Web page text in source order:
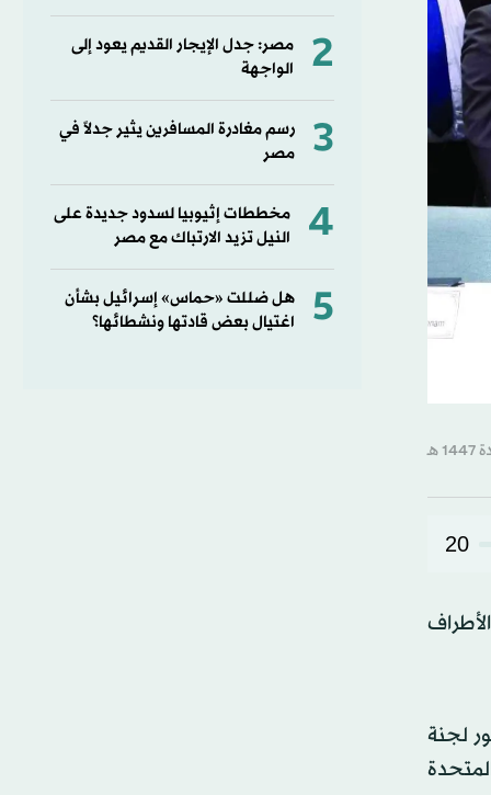
20
ومحتجزاً من جميع الأطراف
لجنة
2
مصر: جدل الإيجار القديم يعود إلى
الواجهة
3
رسم مغادرة المسافرين يثير جدلاً في
مصر
4
مخططات إثيوبيا لسدود جديدة على
النيل تزيد الارتباك مع مصر
5
هل ضللت «حماس» إسرائيل بشأن
اغتيال بعض قادتها ونشطائها؟